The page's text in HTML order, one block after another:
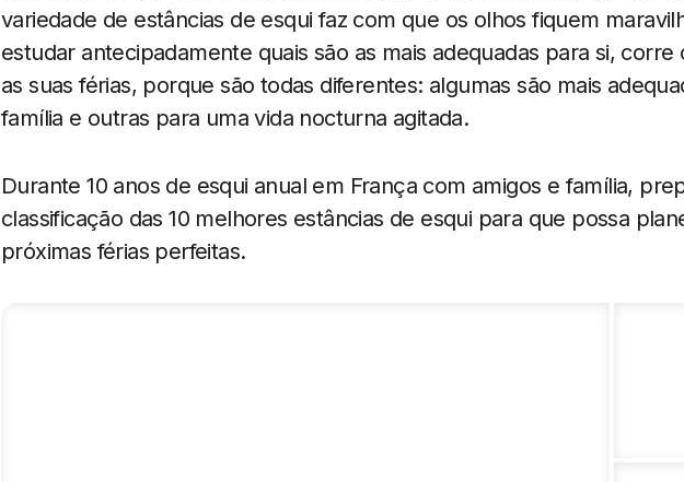
variedade de estâncias de esqui faz com que os olhos fiquem
estudar antecipadamente quais são as mais adequadas para si,
as suas férias, porque são todas diferentes: algumas são mais
família e outras para uma vida nocturna agitada.
Durante 10 anos de esqui anual em França com amigos e família,
classificação das 10 melhores estâncias de esqui para que possa
próximas férias perfeitas.